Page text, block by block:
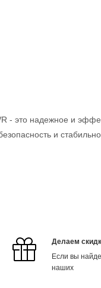
- это надежное и
и
Делаем
Если вы
наших